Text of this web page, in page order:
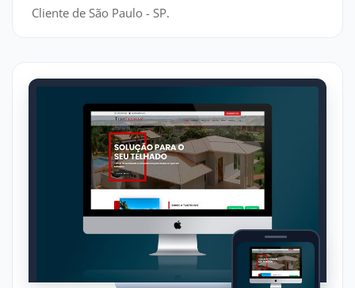
Cliente de São Paulo - SP.